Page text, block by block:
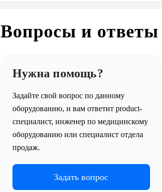
Вопросы и ответы
Нужна помощь?
Задайте свой вопрос по данному
оборудованию, и вам ответит product-
специалист, инженер по медицинскому
оборудованию или специалист отдела
продаж.
Задать вопрос